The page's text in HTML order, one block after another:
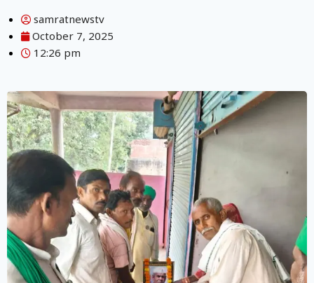
samratnewstv
October 7, 2025
12:26 pm